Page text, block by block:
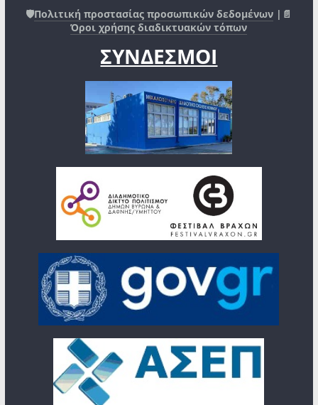
🛡️Πολιτική προστασίας προσωπικών δεδομένων |📄
Όροι χρήσης διαδικτυακών τόπων
ΣΥΝΔΕΣΜΟΙ